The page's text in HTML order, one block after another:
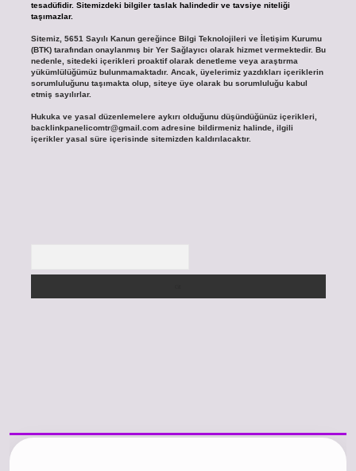
tesadüfidir. Sitemizdeki bilgiler taslak halindedir ve tavsiye niteliği
taşımazlar.
Sitemiz, 5651 Sayılı Kanun gereğince Bilgi Teknolojileri ve İletişim Kurumu
(BTK) tarafından onaylanmış bir Yer Sağlayıcı olarak hizmet vermektedir. Bu
nedenle, sitedeki içerikleri proaktif olarak denetleme veya araştırma
yükümlülüğümüz bulunmamaktadır. Ancak, üyelerimiz yazdıkları içeriklerin
sorumluluğunu taşımakta olup, siteye üye olarak bu sorumluluğu kabul
etmiş sayılırlar.
Hukuka ve yasal düzenlemelere aykırı olduğunu düşündüğünüz içerikleri,
backlinkpanelicomtr@gmail.comadresine bildirmeniz halinde, ilgili
içerikler yasal süre içerisinde sitemizden kaldırılacaktır.